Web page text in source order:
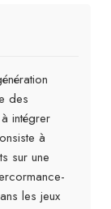
des
intégrer
à
sur une
les jeux